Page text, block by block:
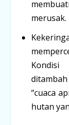
merusak.
“cuaca
hutan